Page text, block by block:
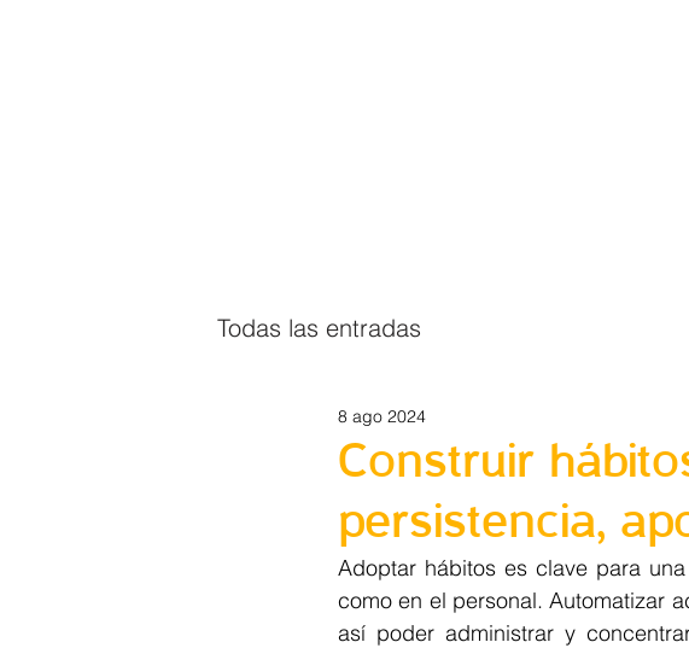
Todas las entradas
Construir
persistencia,
8 ago 2024
Adoptar hábitos es clave para
como en el personal. Automatizar
así poder administrar y